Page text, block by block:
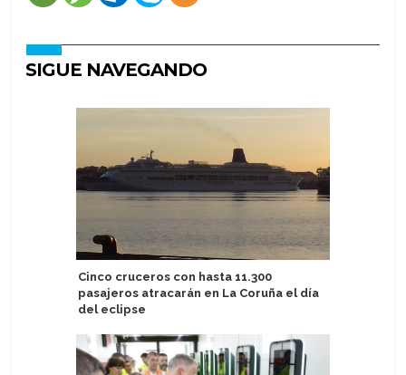
SIGUE NAVEGANDO
Cinco cruceros con hasta 11.300
pasajeros atracarán en La Coruña el día
del eclipse